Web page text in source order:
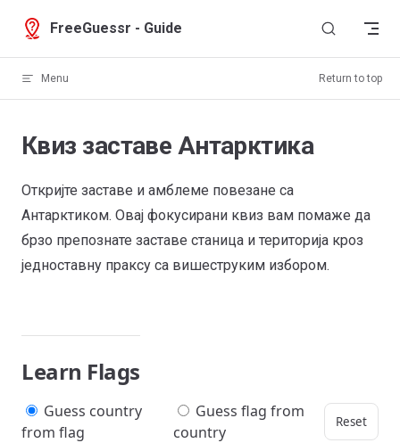
Skip to content
FreeGuessr - Guide
Menu Return to top
Квиз заставе Антарктика
Откријте заставе и амблеме повезане са
Антарктиком. Овај фокусирани квиз вам помаже да
брзо препознате заставе станица и територија кроз
једноставну праксу са вишеструким избором.
Learn Flags
Guess country
from flag
Guess flag from
country
Reset